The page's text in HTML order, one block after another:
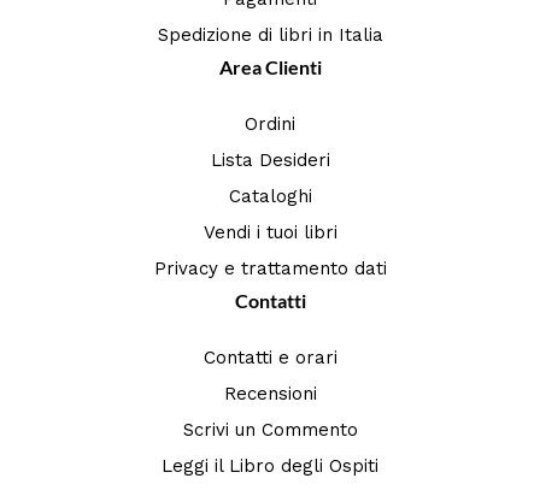
Spedizione di libri in Italia
Area Clienti
Ordini
Lista Desideri
Cataloghi
Vendi i tuoi libri
Privacy e trattamento dati
Contatti
Contatti e orari
Recensioni
Scrivi un Commento
Leggi il Libro degli Ospiti